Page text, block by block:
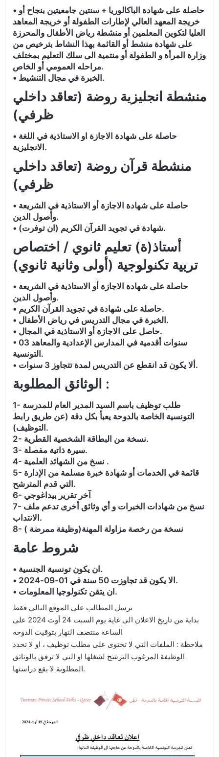
• حاصلة على شهادة الباكالوريا + سنتين جامعيتين بنجاح أو
خريجة المعهد العالي لإطارات الطفولة أو خريجة المعاهد
العليا لتكوين المعلمين أو منشطة رياض الأطفال والمحرزة
على شهادة منشط أو القائمة بهذا النشاط بترخيص من
وزارة المرأة و الطفولة أو منتمية الى سلك التعليم بمختلف
مراحله العمومي أو الخاص.
• الخبرة في مجال التنشيط.
منشطة انجليزية روضة (تعاقد داخلي
ظرفي)
• حاصلة على شهادة الاجازة او الاستاذية في اللغة
الانجليزية.
منشطة قرآن روضة (تعاقد داخلي
ظرفي)
• حاصلة على شهادة الاجازة أو الاستاذية في الشريعة
وأصول الدين.
• شهادة في تجويد القرآن الكريم (ان توفرت).
أستاذ(ة) تعليم ثانوي / اختصاص
• حاصلة على شهادة الاجازة أو الاستاذية في الشريعة
وأصول الدين.
• حاصلة على شهادة في تجويد القرآن الكريم.
• الخبرة في مجال التدريس في رياض الأطفال.
• حاصل على الاجازة أو الاستاذية في المجال.
• 03 سنوات أقدمية في المدارس الإعدادية والمعاهد
التونسية.
• ألا يكون قد انقطع عن التدريس لمدة تتجاوز 3 سنوات.
الوثائق المطلوبة :
1- طلب توظيف باسم السيد المدير العام للمدرسة
التونسية الخاصة بالدوحة يعبأ بكل دقة (عن طريق رابط
التوظيف).
2- نسخة من البطاقة الشخصية القطرية.
3- سيرة ذاتية مفصلة.
4- نسخ من الشهائد العلمية .
5- قائمة في الخدمات أو شهادة خبرة مسلمة من الإدارة
التي قدم المترشح.
7- نسخ من شهادات الخبرات و أي وثائق أخرى تدعم ملف
الانتداب.
8- نسخة من رخصة مزاولة المهنة(وظيفة ممرضة )
شروط عامة
• ان يكون تونسية الجنسية.
• الا يكون قد تجاوزت 50 سنة في 01-09-2024.
• ان يتقن تكنولوجيا المعلومات.
ترسل المطالب على الموقع التالي فقط
بداية من تاريخ الاعلان الى غاية يوم السبت 24 أوت 2024 على
الساعة منتصف النهار بتوقيت الدوحة
ملاحظة : الملفات التي لا تحتوى على مطلب توظيف ، او لا تحدد
الوظيفة المرغوب الترشح لشغلها او التي لا ترفق بالوثائق
المطلوبة لا يقع دراستها.